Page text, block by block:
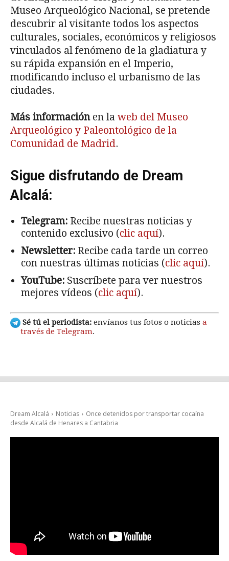
Museo Arqueológico Nacional, se pretende
descubrir al visitante todos los aspectos
culturales, sociales, económicos y religiosos
vinculados al fenómeno de la gladiatura y
su rápida expansión en el Imperio,
modificando incluso el urbanismo de las
ciudades.
Más información en la web del Museo
Arqueológico y Paleontológico de la
Comunidad de Madrid.
Sigue disfrutando de Dream
Alcalá:
Telegram: Recibe nuestras noticias y
contenido exclusivo (clic aquí).
Newsletter: Recibe cada tarde un correo
con nuestras últimas noticias (clic aquí).
YouTube: Suscríbete para ver nuestros
mejores vídeos (clic aquí).
Sé tú el periodista: envíanos tus fotos o noticias a
través de Telegram.